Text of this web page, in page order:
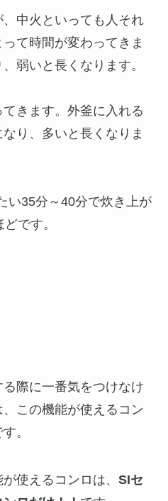
中火といっても人それ
て時間が変わってきま
弱いと長くなります。
きます。外釜に入れる
り、多いと長くなりま
い35分～40分で炊き上が
です。
際に一番気をつけなけ
この機能が使えるコン
。
使えるコンロは、 SIセ